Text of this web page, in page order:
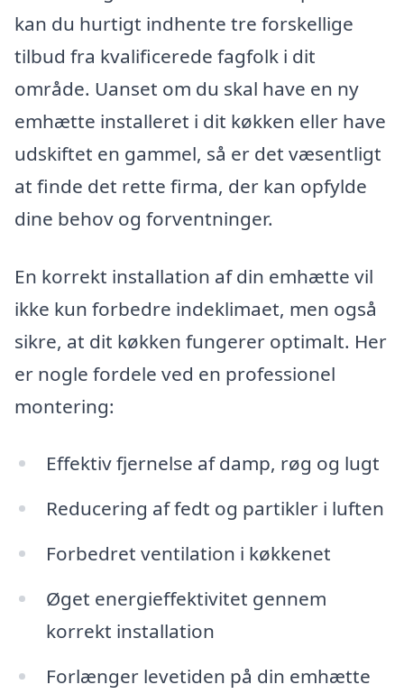
kan du hurtigt indhente tre forskellige
tilbud fra kvalificerede fagfolk i dit
område. Uanset om du skal have en ny
emhætte installeret i dit køkken eller have
udskiftet en gammel, så er det væsentligt
at finde det rette firma, der kan opfylde
dine behov og forventninger.
En korrekt installation af din emhætte vil
ikke kun forbedre indeklimaet, men også
sikre, at dit køkken fungerer optimalt. Her
er nogle fordele ved en professionel
montering:
Effektiv fjernelse af damp, røg og lugt
Reducering af fedt og partikler i luften
Forbedret ventilation i køkkenet
Øget energieffektivitet gennem
korrekt installation
Forlænger levetiden på din emhætte